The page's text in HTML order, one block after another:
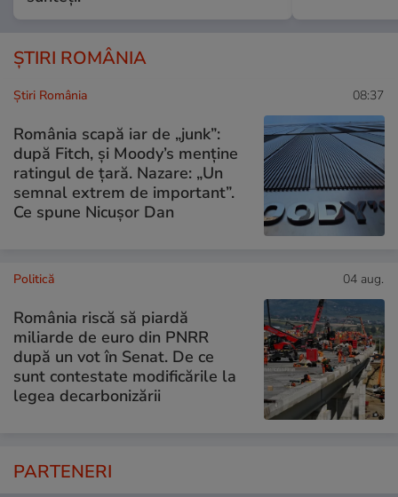
ȘTIRI ROMÂNIA
Știri România 08:37
România scapă iar de „junk”:
după Fitch, și Moody’s menține
ratingul de țară. Nazare: „Un
semnal extrem de important”.
Ce spune Nicușor Dan
Politică 04 aug.
România riscă să piardă
miliarde de euro din PNRR
după un vot în Senat. De ce
sunt contestate modificările la
legea decarbonizării
PARTENERI